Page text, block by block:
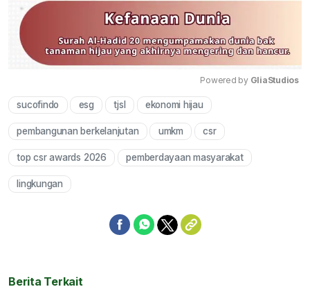
Powered by GliaStudios
sucofindo esg tjsl ekonomi hijau
pembangunan berkelanjutan umkm csr
top csr awards 2026 pemberdayaan masyarakat
lingkungan
Berita Terkait